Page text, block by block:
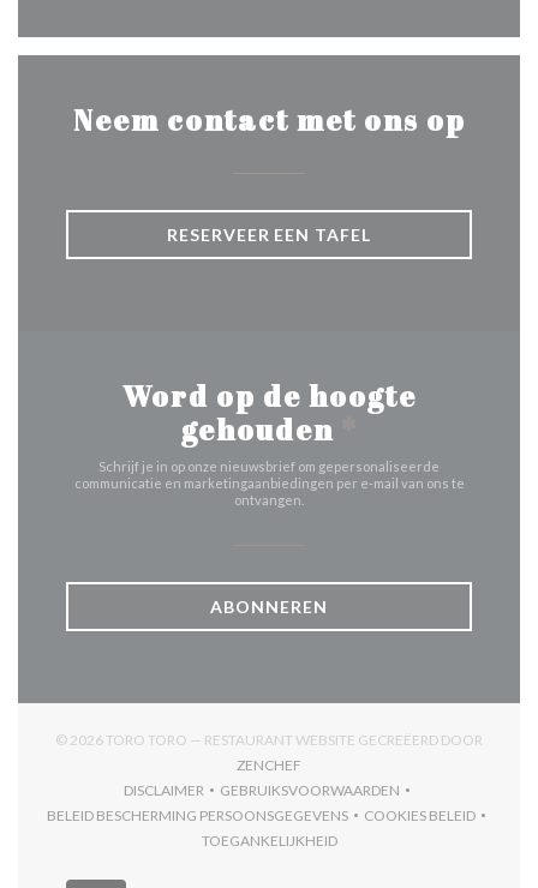
Neem contact met ons op
RESERVEER EEN TAFEL
Word op de hoogte
gehouden
Schrijf je in op onze nieuwsbrief om gepersonaliseerde
communicatie en marketingaanbiedingen per e-mail van ons te
ontvangen.
ABONNEREN
© 2026 TORO TORO — RESTAURANT WEBSITE GECREËERD DOOR
ZENCHEF
DISCLAIMER
((OPENT IN EEN NIEUW VENSTER))
GEBRUIKSVOORWAARDEN
((OPENT IN EEN NIEUW
BELEID BESCHERMING PERSOONSGEGEVENS
((OPENT IN EEN NIEUW VENSTER))
COOKIES BELEID
((OPENT IN EEN
TOEGANKELIJKHEID
((OPENT IN EEN NIEUW VENSTER))